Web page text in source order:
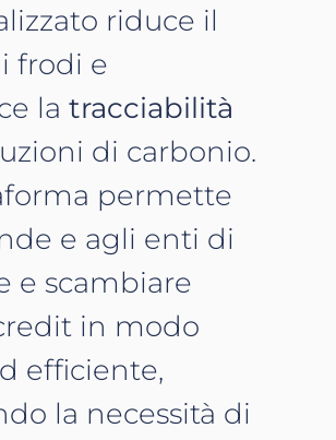
riduce il
frodi e
latracciabilità
di carbonio.
permette
e agli enti di
e scambiare
in modo
efficiente,
la necessità di